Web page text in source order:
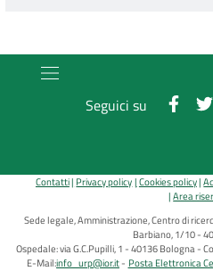
Seguici su
Contatti Privacy policy Cookies policy
Area
Sede legale, Amministrazione, Centro di
Barbiano, 1/10 -
Ospedale: via G.C.Pupilli, 1 - 40136 Bologna -
E-Mail:info_urp@ior.it Posta Elettronica